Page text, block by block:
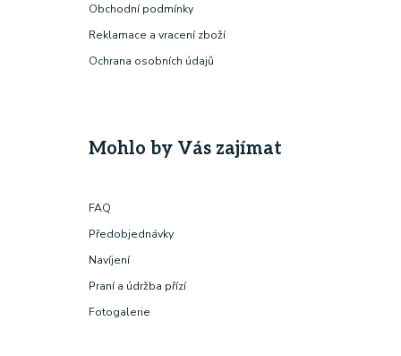
Obchodní podmínky
Reklamace a vracení zboží
Ochrana osobních údajů
Mohlo by Vás zajímat
FAQ
Předobjednávky
Navíjení
Praní a údržba přízí
Fotogalerie